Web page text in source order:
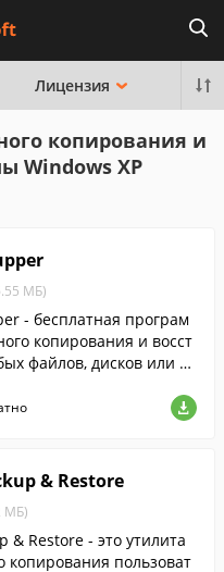
Лицензия
копирования и
Windows XP
МБ)
- бесплатная програм
копирования и восст
файлов, дисков или р
& Restore
МБ)
& Restore - это утилита
копирования пользоват